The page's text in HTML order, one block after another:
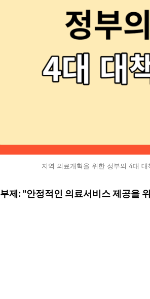
지역 의료개혁을 위한 정부의 4대 대
부제: "안정적인 의료서비스 제공을